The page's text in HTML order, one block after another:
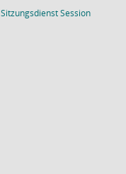
SitzungsdienstSession(Wird in